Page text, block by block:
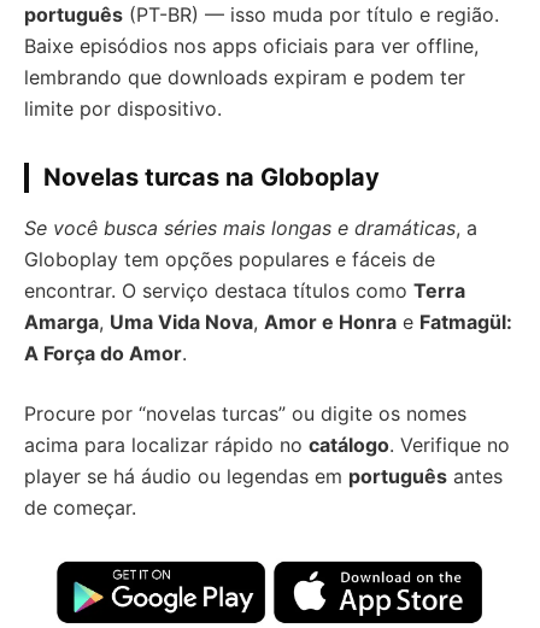
português (PT-BR) — isso muda por título e região.
Baixe episódios nos apps oficiais para ver offline,
lembrando que downloads expiram e podem ter
limite por dispositivo.
Novelas turcas na Globoplay
Se você busca séries mais longas e dramáticas, a
Globoplay tem opções populares e fáceis de
encontrar. O serviço destaca títulos como Terra
Amarga, Uma Vida Nova, Amor e Honra e Fatmagül:
A Força do Amor.
Procure por “novelas turcas” ou digite os nomes
acima para localizar rápido no catálogo. Verifique no
player se há áudio ou legendas em português antes
de começar.